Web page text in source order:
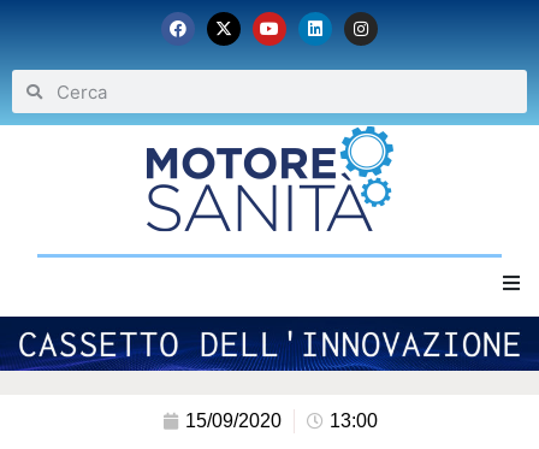
Home
15/09/2020 13:00